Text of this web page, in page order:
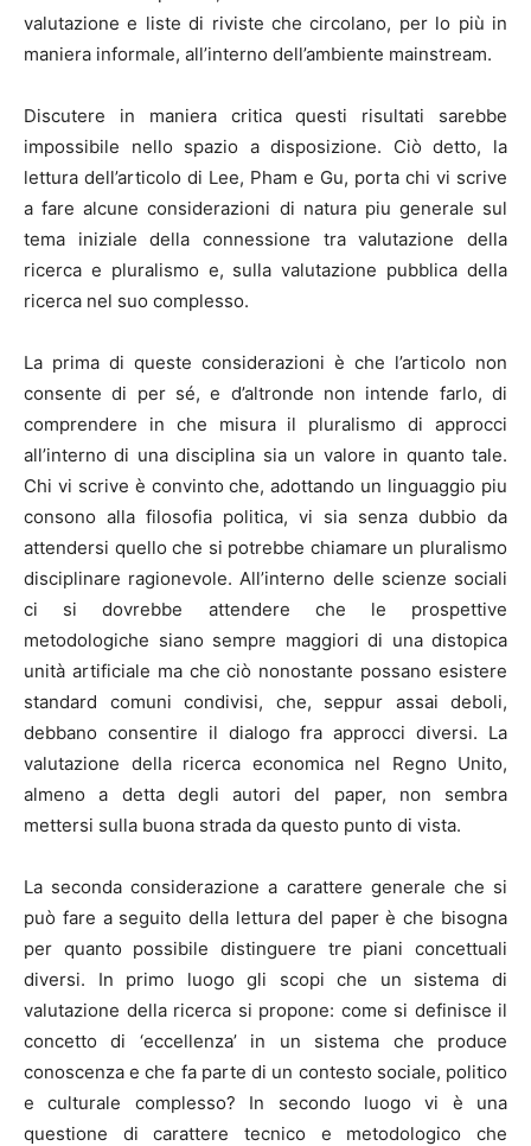
valutazione e liste di riviste che circolano, per lo più in
maniera informale, all’interno dell’ambiente mainstream.
Discutere in maniera critica questi risultati sarebbe
impossibile nello spazio a disposizione. Ciò detto, la
lettura dell’articolo di Lee, Pham e Gu, porta chi vi scrive
a fare alcune considerazioni di natura piu generale sul
tema iniziale della connessione tra valutazione della
ricerca e pluralismo e, sulla valutazione pubblica della
ricerca nel suo complesso.
La prima di queste considerazioni è che l’articolo non
consente di per sé, e d’altronde non intende farlo, di
comprendere in che misura il pluralismo di approcci
all’interno di una disciplina sia un valore in quanto tale.
Chi vi scrive è convinto che, adottando un linguaggio piu
consono alla filosofia politica, vi sia senza dubbio da
attendersi quello che si potrebbe chiamare un pluralismo
disciplinare ragionevole. All’interno delle scienze sociali
ci si dovrebbe attendere che le prospettive
metodologiche siano sempre maggiori di una distopica
unità artificiale ma che ciò nonostante possano esistere
standard comuni condivisi, che, seppur assai deboli,
debbano consentire il dialogo fra approcci diversi. La
valutazione della ricerca economica nel Regno Unito,
almeno a detta degli autori del paper, non sembra
mettersi sulla buona strada da questo punto di vista.
La seconda considerazione a carattere generale che si
può fare a seguito della lettura del paper è che bisogna
per quanto possibile distinguere tre piani concettuali
diversi. In primo luogo gli scopi che un sistema di
valutazione della ricerca si propone: come si definisce il
concetto di ‘eccellenza’ in un sistema che produce
conoscenza e che fa parte di un contesto sociale, politico
e culturale complesso? In secondo luogo vi è una
questione di carattere tecnico e metodologico che